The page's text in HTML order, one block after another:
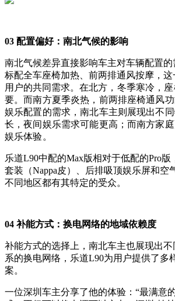
03 配置偏好：南北气候的影响
南北气候差异直接影响车主对车辆配置
标配全车座椅加热、前两排通风按摩，
用户的共同需求。 在北方，冬季寒冷，
要。而南方夏季炎热，前两排座椅通风功
娱乐配置的需求，南北车主则展现出不
长，夜间娱乐需求可能更高；而南方家
娱乐体验。
乐道L90中配的Max版相对于低配的Pro
套装（Nappa皮）、后排吸顶娱乐屏和空
不同地区都有其特定的受众。
04 补能方式：换电网络的地域依赖度
补能方式的选择上，南北车主也展现出
系的换电网络，乐道L90为用户提供了多
案。
一位深圳车主分享了他的体验：“最满意